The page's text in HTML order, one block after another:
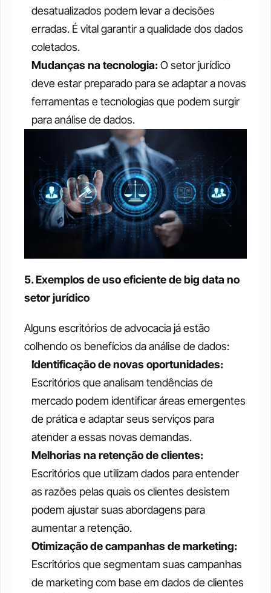
desatualizados podem levar a decisões
erradas. É vital garantir a qualidade dos dados
coletados.
Mudanças na tecnologia: O setor jurídico
deve estar preparado para se adaptar a novas
ferramentas e tecnologias que podem surgir
para análise de dados.
5. Exemplos de uso eficiente de big data no
setor jurídico
Alguns escritórios de advocacia já estão
colhendo os benefícios da análise de dados:
Identificação de novas oportunidades:
Escritórios que analisam tendências de
mercado podem identificar áreas emergentes
de prática e adaptar seus serviços para
atender a essas novas demandas.
Melhorias na retenção de clientes:
Escritórios que utilizam dados para entender
as razões pelas quais os clientes desistem
podem ajustar suas abordagens para
aumentar a retenção.
Otimização de campanhas de marketing:
Escritórios que segmentam suas campanhas
de marketing com base em dados de clientes